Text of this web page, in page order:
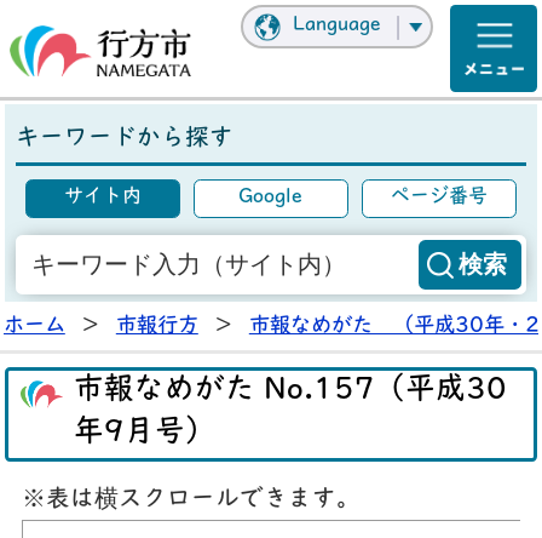
Language
キーワードから探す
サイト内 Google ページ番号
ホーム > 市報行方 > 市報なめがた （平成30年・
市報なめがた No.157（平成30
年9月号）
※表は横スクロールできます。